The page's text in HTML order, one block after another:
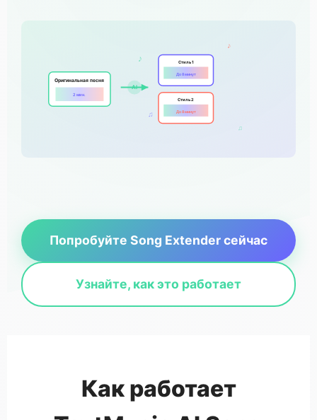
Оригинальная песня
2 мин.
AI
Стиль 1
До 8 минут
Стиль 2
До 8 минут
♪
♫
♪
♫
Попробуйте Song Extender сейчас
Узнайте, как это работает
Как работает